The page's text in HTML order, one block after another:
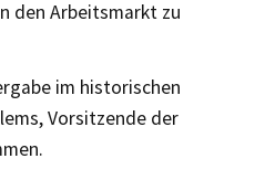
den Arbeitsmarkt zu
im historischen
Vorsitzende der